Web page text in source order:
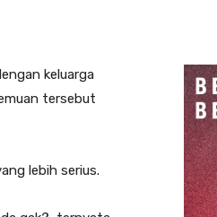
keluarga
tersebut
lebih serius.